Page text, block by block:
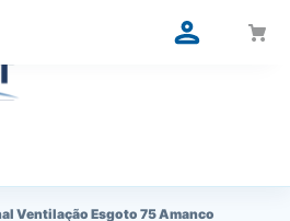
Ventilação Esgoto 75 Amanco